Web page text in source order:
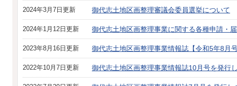
2024年3月7日更新 御代志土地区画整理審議会委員選挙について
2024年1月12日更新 御代志土地区画整理事業に関する各種申請・
2023年8月16日更新 御代志土地区画整理事業情報誌【令和5年8月
2022年10月7日更新 御代志土地区画整理事業情報誌10月号を発行